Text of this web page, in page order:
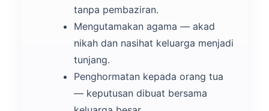
tanpa pembaziran.
Mengutamakan agama — akad
nikah dan nasihat keluarga menjadi
tunjang.
Penghormatan kepada orang tua
— keputusan dibuat bersama